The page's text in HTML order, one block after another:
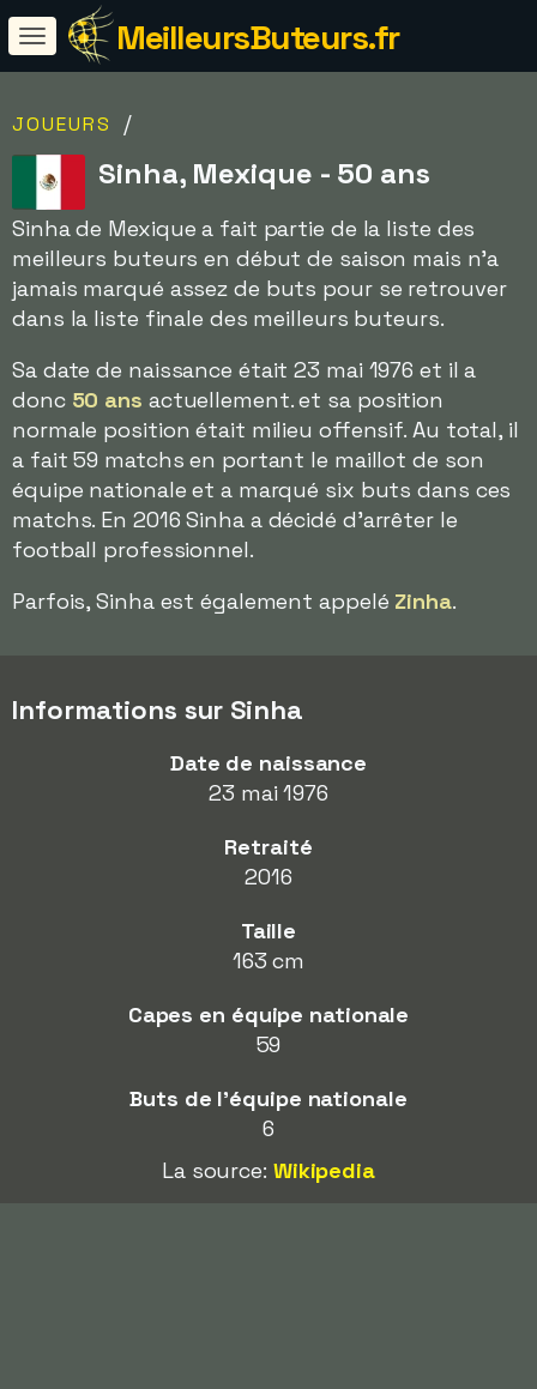
MeilleursButeurs.fr
JOUEURS /
Sinha, Mexique - 50 ans
Sinha de Mexique a fait partie de la liste des
meilleurs buteurs en début de saison mais n'a
jamais marqué assez de buts pour se retrouver
dans la liste finale des meilleurs buteurs.
Sa date de naissance était 23 mai 1976 et il a
donc 50 ans actuellement. et sa position
normale position était milieu offensif. Au total, il
a fait 59 matchs en portant le maillot de son
équipe nationale et a marqué six buts dans ces
matchs. En 2016 Sinha a décidé d'arrêter le
football professionnel.
Parfois, Sinha est également appelé Zinha.
Informations sur Sinha
Date de naissance
23 mai 1976
Retraité
2016
Taille
163 cm
Capes en équipe nationale
59
Buts de l'équipe nationale
6
La source: Wikipedia